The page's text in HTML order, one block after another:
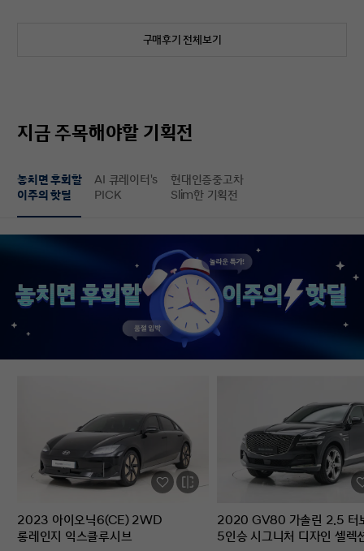
보면 예상과 달라서 후회했다는 이야기도
제공돼서 불안감이 많이 줄었다는
상태가 더 좋아서 만족도가 높았습니다.
중고차지만 관리가 잘 된 차량이라는
느낌이 확실히 들었습니다. 무엇보다
좋았던 건 ‘중고차인데도 걱정이 거의
없었다’는 점입니다. 차를 잘 모르는 사람
입장에서는 어디를 봐야 할지부터
막막한데, 그런 부담이 많이 줄었습니다.
온라인으로 비교하고 구매까지 진행할 수
있어서 시간적으로도 편했고, 직장인
입장에서는 이 부분이 특히
있을 것 같습니다. 중고차 구매가
처음이거나 차량 상태 확인이 어려운
분들에게는 현대인증중고차를 충분히
고려해볼 만하다고 생각합니다.
도착해 기분 좋게 차를
완벽한 경험이었습니
고민하는 사람 있으면
현대인증중고차 추천
차량 보내주셔서 감사
구매후기 전체보기
지금 주목해야할 기획전
놓치면 후회할
이주의 핫딜
AI 큐레이터's
PICK
현대인증중고차
Slim한 기획전
2023 아이오닉6(CE) 2WD
롱레인지 익스클루시브
2020 GV80 가솔린 2.5 터
5인승 시그니처 디자인 셀